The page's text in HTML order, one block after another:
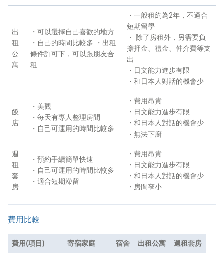
出
租
公
寓
・可以選擇自己喜歡的地方
・自己的時間比較多 ・出租
條件許可下，可以跟朋友合
租
・一般租約為2年，不適合
短期留學
・ 除了房租外，另需要負
擔押金、禮金、仲介費等支
出
・日文能力進步有限
・和日本人對話的機會少
飯
店
・美觀
・每天有專人整理房間
・自己可運用的時間比較多
・費用昂貴
・日文能力進步有限
・和日本人對話的機會少
・無法下廚
週
租
套
房
・預約手續簡單快速
・自己可運用的時間比較多
・適合短期滯留
・費用昂貴
・日文能力進步有限
・和日本人對話的機會少
・房間窄小
費用比較
費用(項目) 寄宿家庭 宿舍 出租公寓 週租套房